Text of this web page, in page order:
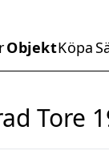
ObjektKöpa
Tore